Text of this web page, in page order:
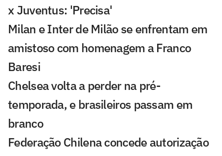
x Juventus: 'Precisa'
Milan e Inter de Milão se enfrentam em
amistoso com homenagem a Franco
Baresi
Chelsea volta a perder na pré-
temporada, e brasileiros passam em
branco
Federação Chilena concede autorização